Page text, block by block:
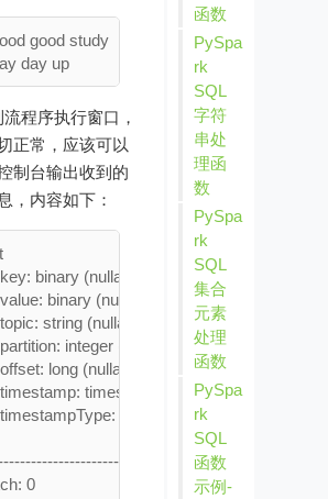
good study
程序执行窗口，
正常，应该可以
制台输出收到的
，内容如下：
binary (nullable = true)
binary (nullable = true)
string (nullable = true)
integer (nullable = true)
long (nullable = true)
timestamp (nullable = true)
integer (nullable = true)
0
函数
PySpa
rk
SQL
字符
串处
理函
数
PySpa
rk
SQL
集合
元素
处理
函数
PySpa
rk
SQL
函数
示例-